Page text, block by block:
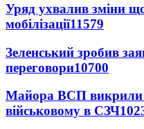
Уряд ухвалив зміни
мобілізації11579
Зеленський зробив
переговори10700
Майора ВСП викрили
військовому в СЗЧ